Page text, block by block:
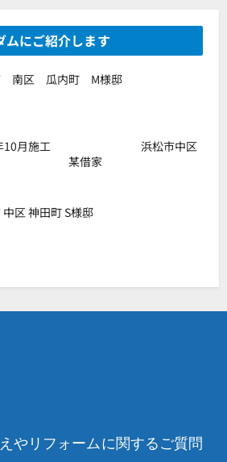
ムにご紹介します
南区 瓜内町 M様邸
年10月施工 浜松市中区
某借家
区 神田町 S様邸
やリフォームに関するご質問